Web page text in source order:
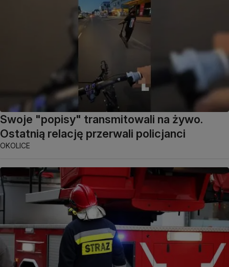
Swoje "popisy" transmitowali na żywo.
Ostatnią relację przerwali policjanci
OKOLICE